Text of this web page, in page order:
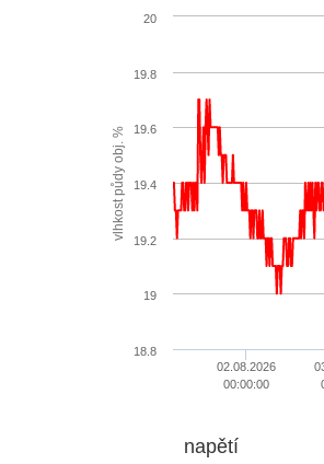
vlhkost půdy obj. %
02.08.2026
00:00:00
18.8
19
19.2
19.4
19.6
19.8
20
napětí